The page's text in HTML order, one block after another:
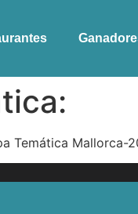
Temática Mallorca-